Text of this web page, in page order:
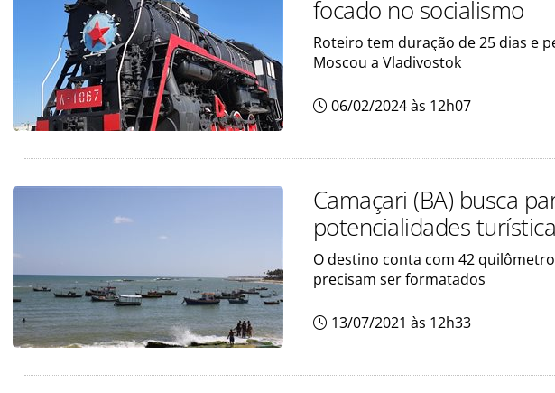
focado no socialismo
Roteiro tem duração de 25 dias e
Moscou a Vladivostok
06/02/2024 às 12h07
Camaçari (BA) busca
potencialidades
O destino conta com 42
precisam ser formatados
13/07/2021 às 12h33